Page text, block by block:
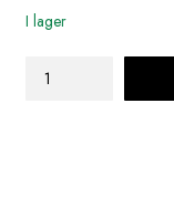
I lager
Eucalyptus